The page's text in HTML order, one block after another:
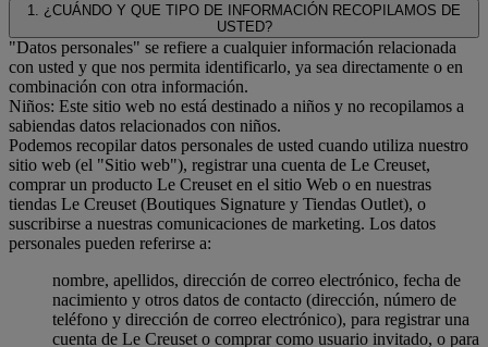
1. ¿CUÁNDO Y QUE TIPO DE INFORMACIÓN RECOPILAMOS DE
USTED?
"Datos personales" se refiere a cualquier información relacionada
con usted y que nos permita identificarlo, ya sea directamente o en
combinación con otra información.
Niños: Este sitio web no está destinado a niños y no recopilamos a
sabiendas datos relacionados con niños.
Podemos recopilar datos personales de usted cuando utiliza nuestro
sitio web (el "Sitio web"), registrar una cuenta de Le Creuset,
comprar un producto Le Creuset en el sitio Web o en nuestras
tiendas Le Creuset (Boutiques Signature y Tiendas Outlet), o
suscribirse a nuestras comunicaciones de marketing. Los datos
personales pueden referirse a:
nombre, apellidos, dirección de correo electrónico, fecha de
nacimiento y otros datos de contacto (dirección, número de
teléfono y dirección de correo electrónico), para registrar una
cuenta de Le Creuset o comprar como usuario invitado, o para